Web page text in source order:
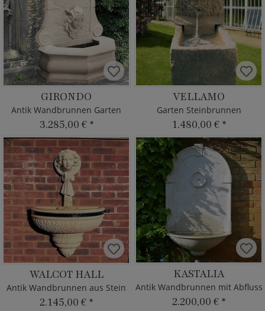
GIRONDO
Antik Wandbrunnen Garten
3.285,00 € *
VELLAMO
Garten Steinbrunnen
1.480,00 € *
WALCOT HALL
Antik Wandbrunnen aus Stein
2.145,00 € *
KASTALIA
Antik Wandbrunnen mit Abfluss
2.200,00 € *